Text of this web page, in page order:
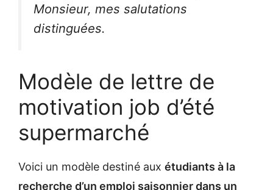
Monsieur, mes salutations
distinguées.
Modèle de lettre de
motivation job d’été
supermarché
Voici un modèle destiné aux étudiants à la
recherche d’un emploi saisonnier dans un